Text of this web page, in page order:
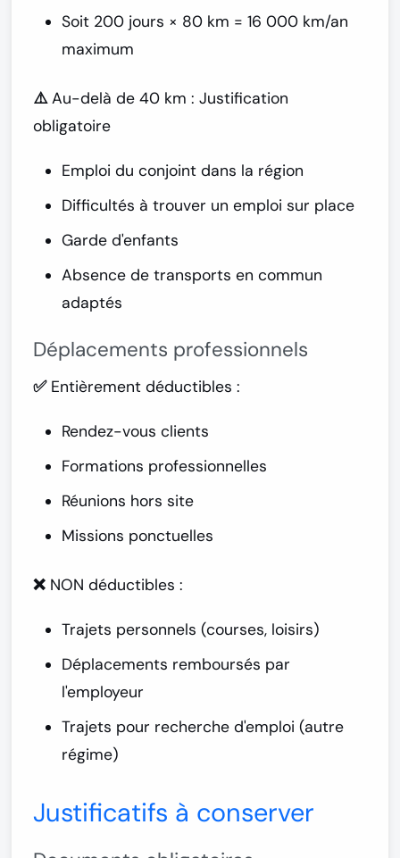
Soit 200 jours × 80 km = 16 000 km/an
maximum
⚠️ Au-delà de 40 km : Justification
obligatoire
Emploi du conjoint dans la région
Difficultés à trouver un emploi sur place
Garde d'enfants
Absence de transports en commun
adaptés
Déplacements professionnels
✅ Entièrement déductibles :
Rendez-vous clients
Formations professionnelles
Réunions hors site
Missions ponctuelles
❌ NON déductibles :
Trajets personnels (courses, loisirs)
Déplacements remboursés par
l'employeur
Trajets pour recherche d'emploi (autre
régime)
Justificatifs à conserver